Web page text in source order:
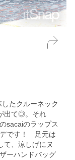
たクルーネック
出て◎。それ
sacaiのラップス
デです！ 足元は
て、涼しげにヌ
ーハンドバッグ